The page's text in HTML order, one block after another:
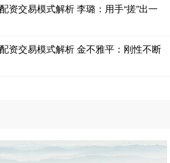
资交易模式解析 李璐：用手“搓”出一
资交易模式解析 金不雅平：刚性不断